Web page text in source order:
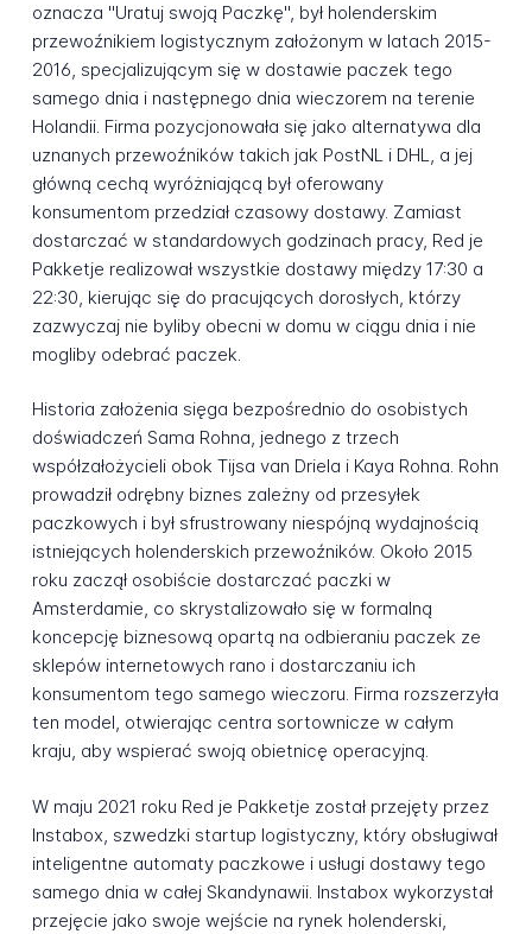
oznacza "Uratuj swoją Paczkę", był holenderskim
przewoźnikiem logistycznym założonym w latach 2015-
2016, specjalizującym się w dostawie paczek tego
samego dnia i następnego dnia wieczorem na terenie
Holandii. Firma pozycjonowała się jako alternatywa dla
uznanych przewoźników takich jak PostNL i DHL, a jej
główną cechą wyróżniającą był oferowany
konsumentom przedział czasowy dostawy. Zamiast
dostarczać w standardowych godzinach pracy, Red je
Pakketje realizował wszystkie dostawy między 17:30 a
22:30, kierując się do pracujących dorosłych, którzy
zazwyczaj nie byliby obecni w domu w ciągu dnia i nie
mogliby odebrać paczek.
Historia założenia sięga bezpośrednio do osobistych
doświadczeń Sama Rohna, jednego z trzech
współzałożycieli obok Tijsa van Driela i Kaya Rohna. Rohn
prowadził odrębny biznes zależny od przesyłek
paczkowych i był sfrustrowany niespójną wydajnością
istniejących holenderskich przewoźników. Około 2015
roku zaczął osobiście dostarczać paczki w
Amsterdamie, co skrystalizowało się w formalną
koncepcję biznesową opartą na odbieraniu paczek ze
sklepów internetowych rano i dostarczaniu ich
konsumentom tego samego wieczoru. Firma rozszerzyła
ten model, otwierając centra sortownicze w całym
kraju, aby wspierać swoją obietnicę operacyjną.
W maju 2021 roku Red je Pakketje został przejęty przez
Instabox, szwedzki startup logistyczny, który obsługiwał
inteligentne automaty paczkowe i usługi dostawy tego
samego dnia w całej Skandynawii. Instabox wykorzystał
przejęcie jako swoje wejście na rynek holenderski,